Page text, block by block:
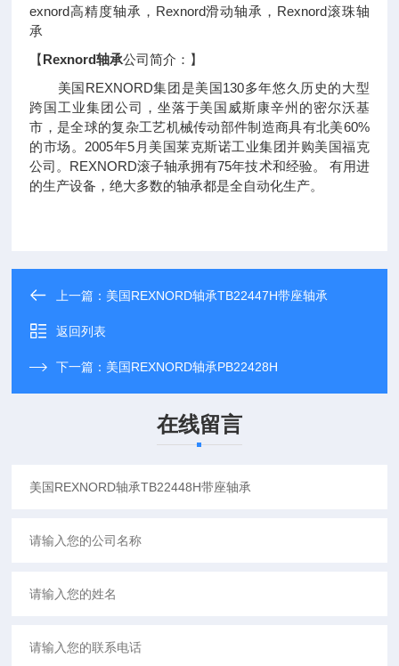
exnord高精度轴承，Rexnord滑动轴承，Rexnord滚珠轴
承
【Rexnord轴承公司简介：】
美国REXNORD集团是美国130多年悠久历史的大型
跨国工业集团公司，坐落于美国威斯康辛州的密尔沃基
市，是全球的复杂工艺机械传动部件制造商具有北美60%
的市场。2005年5月美国莱克斯诺工业集团并购美国福克
公司。REXNORD滚子轴承拥有75年技术和经验。 有用进
的生产设备，绝大多数的轴承都是全自动化生产。
上一篇： 美国REXNORD轴承TB22447H带座轴承
返回列表
下一篇： 美国REXNORD轴承PB22428H
在线留言